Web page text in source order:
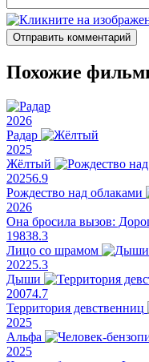
Отправить комментарий
Похожие
2026
Радар
2025
Жёлтый
20256.9
Рождество над облаками
2026
Она бросила вызов:
19838.3
Лицо со шрамом
20225.3
Дыши
20074.7
Территория девственниц
2025
Альфа
2025